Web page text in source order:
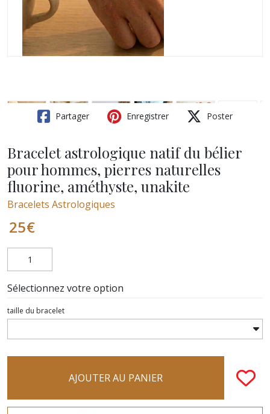
Partager Enregistrer Poster
Bracelet astrologique natif du bélier
pour hommes, pierres naturelles
fluorine, améthyste, unakite
Bracelets Astrologiques
25€
Sélectionnez votre option
taille du bracelet
AJOUTER AU PANIER